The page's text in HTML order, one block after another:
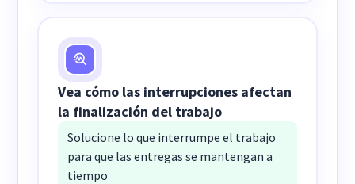
Vea cómo las interrupciones afectan
la finalización del trabajo
Solucione lo que interrumpe el trabajo
para que las entregas se mantengan a
tiempo